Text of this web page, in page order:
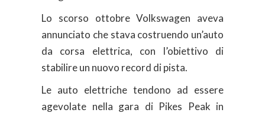
Lo scorso ottobre Volkswagen aveva
annunciato che stava costruendo un’auto
da corsa elettrica, con l’obiettivo di
stabilire un nuovo record di pista.
Le auto elettriche tendono ad essere
agevolate nella gara di Pikes Peak in